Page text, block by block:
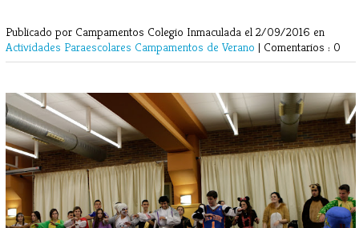
Publicado por Campamentos Colegio Inmaculada el 2/09/2016 en
Actividades Paraescolares Campamentos de Verano | Comentarios : 0